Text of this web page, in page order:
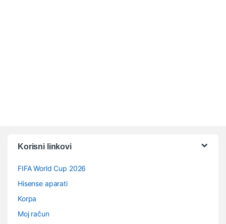
Korisni linkovi
FIFA World Cup 2026
Hisense aparati
Korpa
Moj račun